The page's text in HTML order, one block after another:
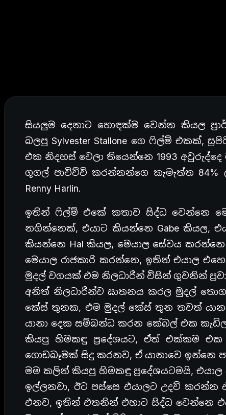
සියලුම දෙනාට හොඳක්ම වෙන්න කියල
බලපු Sylvester Stallone ගෙ ෆිල්ම් එකක්,
එක නිදහස් වෙලා තියෙන්නෙ 1993 අවුරුද්දෙ
ගූගල් පාවිච්චි කරන්නන්ගෙ කැමැත්ත
Renny Harlin.
ඉතින් ෆිල්ම් එකේ කතාව සිද්ධ වෙන්නෙ
නගින්නෙක්, එයාට කියන්නෙ Gabe කියල,
කියන්නෙ Hal කියල, මෙයාල සේවය කරන්නෙ
මෙයාල රාජකාරි කරන්නෙ, ඉතින් එයාල
මුදල් වගයක් එම නිලධාරීන් විසින් ගුවනින්
අනිත් නිලධාරීන්ව ඝාතනය කරල මුදල්
කේස් තුනක, එම මුදල් කේස් තුන තවත්
යානා දෙක සම්බන්ධ කරන කේබල් එක
කියපු හිමකඳු ප්‍රදේශයට, ඒත් එක්කම එක
ගොඩබෑමක් සිදු කරනව, ඒ යානාවෙ ඉන්නෙ
මම කලින් කියපු හිමකඳු ප්‍රදේශයටමයි,
ඉල්ලනවා, ඊට පස්සෙ එයාලට උදව් කරන්න
එනව, ඉතින් එතනින් එහාට සිද්ධ වෙන්නෙ